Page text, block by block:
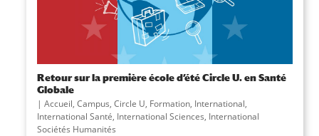
Retour sur la première école d’été Circle U. en Santé
Globale
| Accueil, Campus, Circle U, Formation, International,
International Santé, International Sciences, International
Sociétés Humanités